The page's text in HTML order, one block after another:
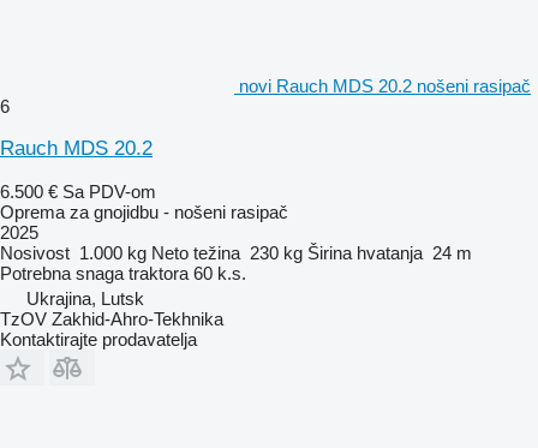
novi Rauch MDS 20.2 nošeni rasipač
6
Rauch MDS 20.2
6.500 € Sa PDV-om
Oprema za gnojidbu - nošeni rasipač
2025
Nosivost 1.000 kg Neto težina 230 kg Širina hvatanja 24 m
Potrebna snaga traktora 60 k.s.
Ukrajina, Lutsk
TzOV Zakhid-Ahro-Tekhnika
Kontaktirajte prodavatelja